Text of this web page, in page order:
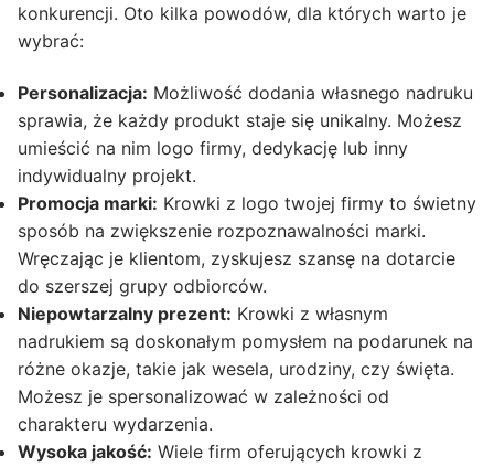
konkurencji. Oto kilka powodów, dla których warto je
wybrać:
Personalizacja: Możliwość dodania własnego nadruku
sprawia, że każdy produkt staje się unikalny. Możesz
umieścić na nim logo firmy, dedykację lub inny
indywidualny projekt.
Promocja marki: Krowki z logo twojej firmy to świetny
sposób na zwiększenie rozpoznawalności marki.
Wręczając je klientom, zyskujesz szansę na dotarcie
do szerszej grupy odbiorców.
Niepowtarzalny prezent: Krowki z własnym
nadrukiem są doskonałym pomysłem na podarunek na
różne okazje, takie jak wesela, urodziny, czy święta.
Możesz je spersonalizować w zależności od
charakteru wydarzenia.
Wysoka jakość: Wiele firm oferujących krowki z